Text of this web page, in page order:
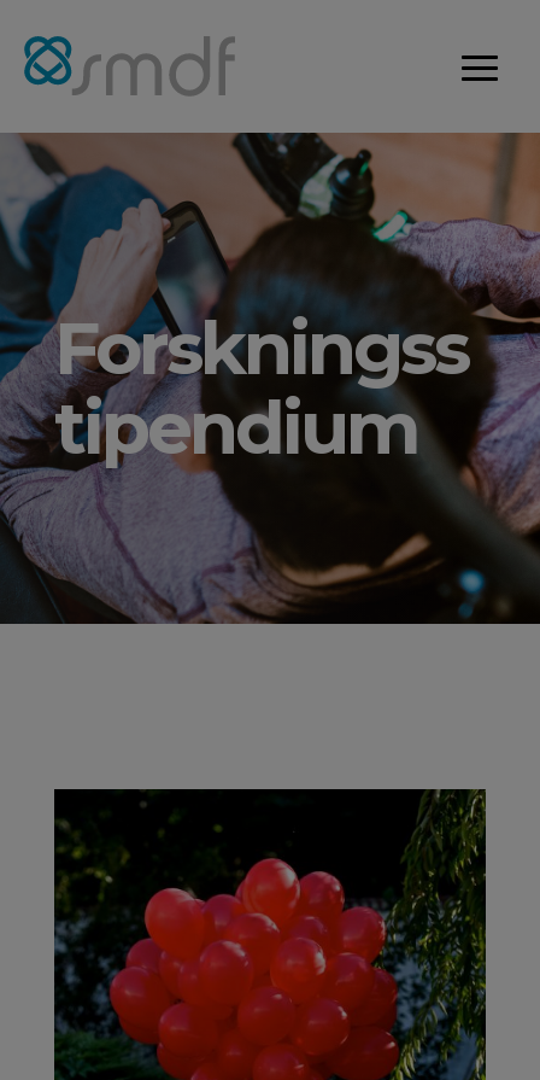
Forskningss
tipendium